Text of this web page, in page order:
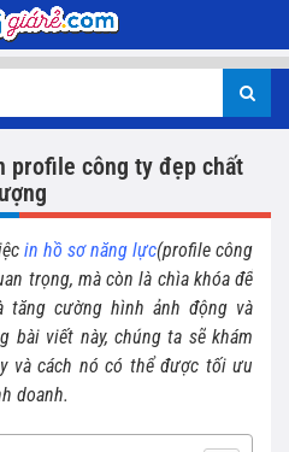
profile công ty đẹp chất
in hồ sơ năng lực(profile công
trọng, mà còn là chìa khóa để
cường hình ảnh động và
bài viết này, chúng ta sẽ khám
và cách nó có thể được tối ưu
doanh.